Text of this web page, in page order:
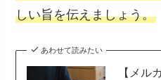
しい旨を伝えましょう。
あわせて読みたい
【メル